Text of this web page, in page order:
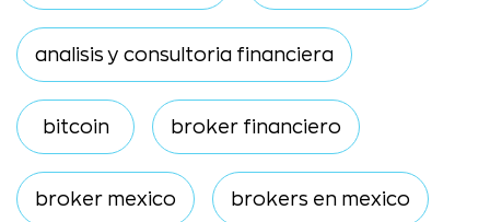
analisis y consultoria financiera
bitcoin broker financiero
broker mexico brokers en mexico